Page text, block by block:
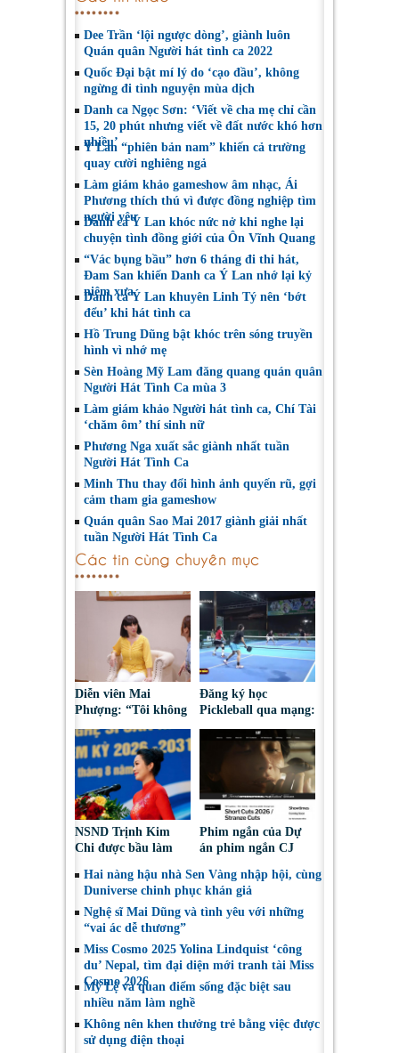
Dee Trần ‘lội ngược dòng’, giành luôn
Quán quân Người hát tình ca 2022
Quốc Đại bật mí lý do ‘cạo đầu’, không
ngừng đi tình nguyện mùa dịch
Danh ca Ngọc Sơn: ‘Viết về cha mẹ chỉ cần
15, 20 phút nhưng viết về đất nước khó hơn
nhiều’
Ý Lan “phiên bản nam” khiến cả trường
quay cười nghiêng ngả
Làm giám khảo gameshow âm nhạc, Ái
Phương thích thú vì được đồng nghiệp tìm
người yêu
Danh ca Ý Lan khóc nức nở khi nghe lại
chuyện tình đồng giới của Ôn Vĩnh Quang
“Vác bụng bầu” hơn 6 tháng đi thi hát,
Đam San khiến Danh ca Ý Lan nhớ lại kỷ
niệm xưa
Danh ca Ý Lan khuyên Linh Tý nên ‘bớt
đểu’ khi hát tình ca
Hồ Trung Dũng bật khóc trên sóng truyền
hình vì nhớ mẹ
Sèn Hoàng Mỹ Lam đăng quang quán quân
Người Hát Tình Ca mùa 3
Làm giám khảo Người hát tình ca, Chí Tài
‘chăm ôm’ thí sinh nữ
Phương Nga xuất sắc giành nhất tuần
Người Hát Tình Ca
Minh Thu thay đổi hình ảnh quyến rũ, gợi
cảm tham gia gameshow
Quán quân Sao Mai 2017 giành giải nhất
tuần Người Hát Tình Ca
Các tin cùng chuyên mục
Diễn viên Mai
Phượng: “Tôi không
bao giờ hối hận về
những gì mình đã
chọn”
Đăng ký học
Pickleball qua mạng:
Nguy cơ bị chiếm
đoạt tài sản
NSND Trịnh Kim
Chi được bầu làm
Nghệ sĩ Sân khấu
Việt Nam
Phim ngắn của Dự
án phim ngắn CJ
tại LHP quốc tế
Toronto 2026
Hai nàng hậu nhà Sen Vàng nhập hội, cùng
Duniverse chinh phục khán giả
Nghệ sĩ Mai Dũng và tình yêu với những
“vai ác dễ thương”
Miss Cosmo 2025 Yolina Lindquist ‘công
du’ Nepal, tìm đại diện mới tranh tài Miss
Cosmo 2026
Mỹ Lệ và quan điểm sống đặc biệt sau
nhiều năm làm nghề
Không nên khen thưởng trẻ bằng việc được
sử dụng điện thoại